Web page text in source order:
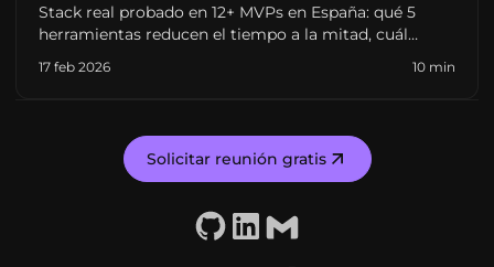
Stack real probado en 12+ MVPs en España: qué 5
herramientas reducen el tiempo a la mitad, cuál
tecnología antes de que sea tarde. 2026.
17 feb 2026 10 min
Solicitar reunión gratis
GitHubLinkedIn
Email